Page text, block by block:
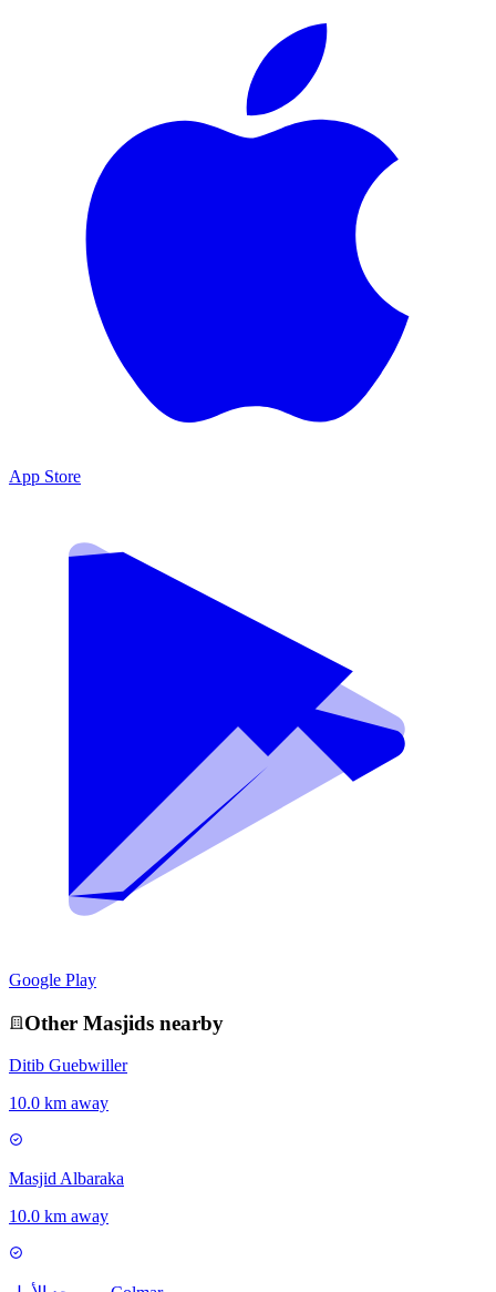
App Store
Google Play
Other Masjids nearby
Ditib Guebwiller
10.0 km away
Masjid Albaraka
10.0 km away